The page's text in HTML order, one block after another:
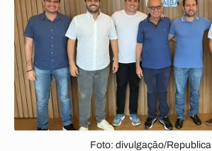
Foto: divulgação/